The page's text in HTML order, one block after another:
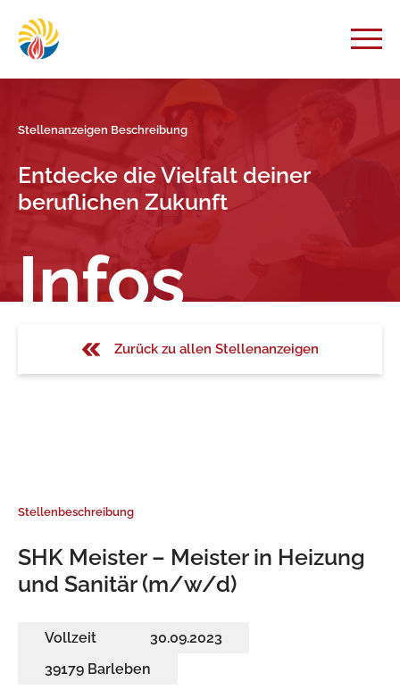
Stellenanzeigen Beschreibung
Entdecke die Vielfalt deiner
beruflichen Zukunft
Zurück zu allen Stellenanzeigen
Infos
Stellenbeschreibung
SHK Meister – Meister in Heizung
und Sanitär (m/w/d)
Vollzeit
30.09.2023
39179 Barleben